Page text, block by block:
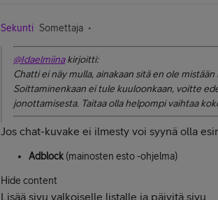
Sekunti Somettaja
@Idaelmiinakirjoitti:
Chatti ei näy mulla, ainakaan sitä en ole
Soittaminenkaan ei tule kuuloonkaan, voitte
jonottamisesta. Taitaa olla helpompi vaihtaa
Jos chat-kuvake ei ilmesty voi syynä olla
Adblock (mainosten esto -ohjelma)
Hide content
Lisää sivu valkoiselle listalle ja päivitä sivu